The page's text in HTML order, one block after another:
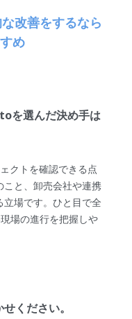
改善をするなら
め
を選んだ決め手は
クトを確認できる点
こと、卸売会社や連携
場です。ひと目で全
場の進行を把握しや
ください。